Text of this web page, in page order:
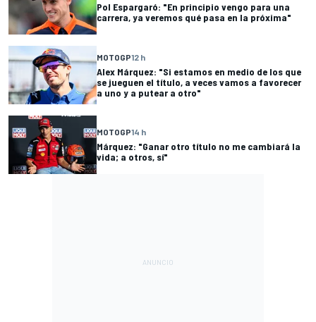
Pol Espargaró: "En principio vengo para una
carrera, ya veremos qué pasa en la próxima"
MOTOGP12 h
Alex Márquez: "Si estamos en medio de los que
se jueguen el título, a veces vamos a favorecer
a uno y a putear a otro"
MOTOGP14 h
Márquez: "Ganar otro título no me cambiará la
vida; a otros, sí"